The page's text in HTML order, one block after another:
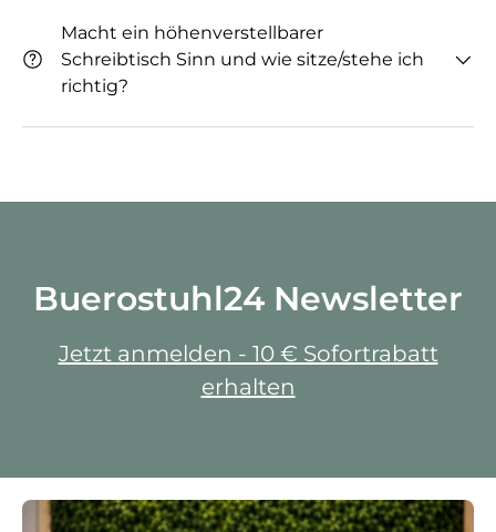
Macht ein höhenverstellbarer
Schreibtisch Sinn und wie sitze/stehe ich
richtig?
Buerostuhl24 Newsletter
Jetzt anmelden - 10 € Sofortrabatt
erhalten